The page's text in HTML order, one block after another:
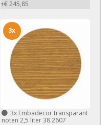
+€ 245,85
3xEmbadecor transparant
noten 2,5 liter 38.2607
3x